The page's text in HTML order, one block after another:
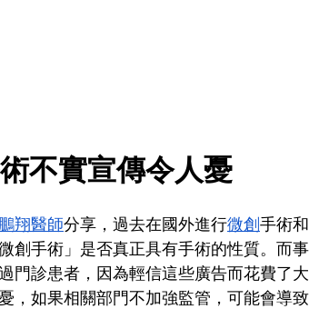
不實宣傳令人憂
翔醫師分享，過去在國外進行微創 手術
創手術」是否真正具有手術的性質。而
門診患者，因為輕信這些廣告而花費了
，如果相關部門不加強監管，可能會導